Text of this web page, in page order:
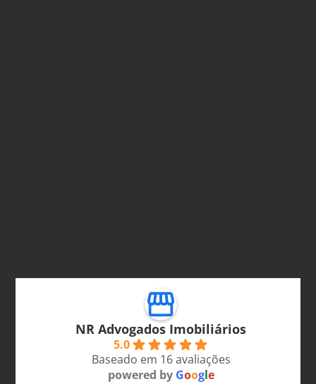
NR Advogados Imobiliários
5.0
Baseado em 16 avaliações
powered by Google